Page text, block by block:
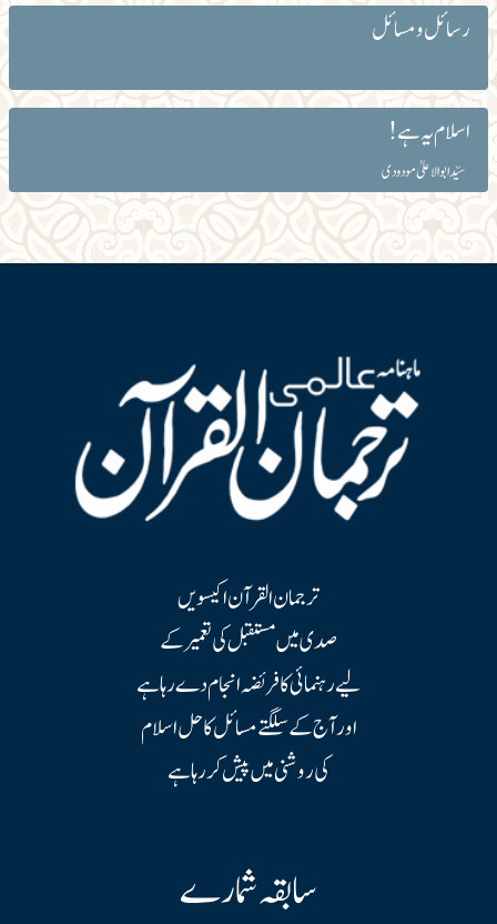
رسائل و مسائل
اسلام یہ ہے!
سیّد ابوالاعلیٰ مودودی
ترجمان القرآن اکیسویں
صدی میں مستقبل کی تعمیر کے
لیے رہنمائی کا فریضہ انجام دے رہا ہے
اور آج کے سلگتے مسائل کا حل اسلام
کی روشنی میں پیش کر رہا ہے
سابقہ شمارے